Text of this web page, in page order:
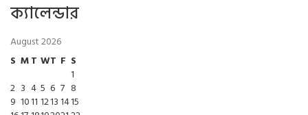
ক্যালেন্ডার
August 2026
S MT WT F S
1
2 3 4 5 6 7 8
9 1011 12131415